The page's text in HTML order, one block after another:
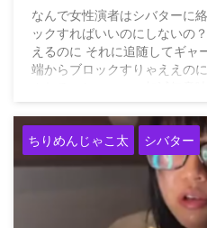
→シバターさん「全員
なんで女性演者はシバターに
ックすればいいのにしないの
えるのに それに追随してギャ
端からブロックすりゃええの
(@Shostakovich_n) May 7,
ちりめんじゃこ太 シバター